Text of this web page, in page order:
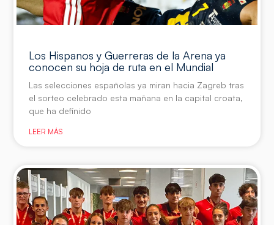
Los Hispanos y Guerreras de la Arena ya
conocen su hoja de ruta en el Mundial
Las selecciones españolas ya miran hacia Zagreb tras
el sorteo celebrado esta mañana en la capital croata,
que ha definido
LEER MÁS